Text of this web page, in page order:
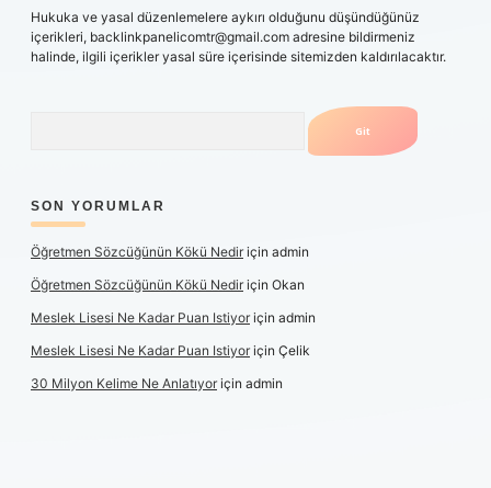
Hukuka ve yasal düzenlemelere aykırı olduğunu düşündüğünüz
içerikleri, backlinkpanelicomtr@gmail.com adresine bildirmeniz
halinde, ilgili içerikler yasal süre içerisinde sitemizden kaldırılacaktır.
SON YORUMLAR
Öğretmen Sözcüğünün Kökü Nediriçin admin
Öğretmen Sözcüğünün Kökü Nediriçin Okan
Meslek Lisesi Ne Kadar Puan Istiyoriçin admin
Meslek Lisesi Ne Kadar Puan Istiyoriçin Çelik
30 Milyon Kelime Ne Anlatıyoriçin admin